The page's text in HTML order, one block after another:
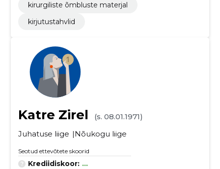
kirurgiliste õmbluste materjal
kirjutustahvlid
Katre Zirel
(s. 08.01.1971)
Juhatuse liige
Nõukogu liige
Seotud ettevõtete skoorid
Krediidiskoor: ...